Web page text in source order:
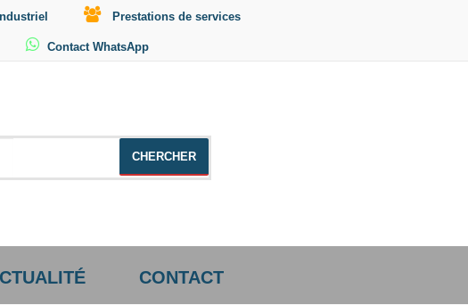
Prestations de services
Contact WhatsApp
CONTACT